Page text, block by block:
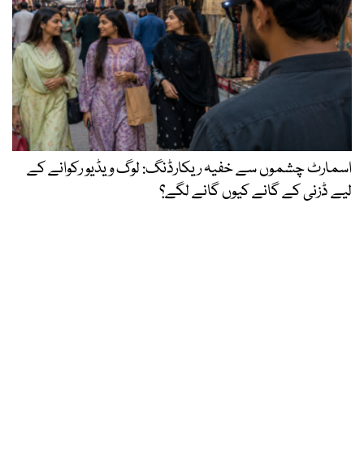
اسمارٹ چشموں سے خفیہ ریکارڈنگ: لوگ ویڈیو رکوانے کے
لیے ڈزنی کے گانے کیوں گانے لگے؟